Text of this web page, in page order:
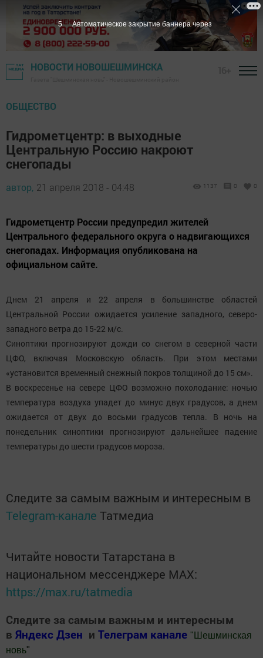
НОВОСТИ НОВОШЕШМИНСКА
ОБЩЕСТВО
Гидрометцентр: в выходные
Центральную Россию накроют
снегопады
автор, 21 апреля 2018 - 04:48 1137 0 0
Гидрометцентр России предупредил жителей
Центрального федерального округа о надвигающихся
снегопадах. Информация опубликована на
официальном сайте.
Днем 21 апреля и 22 апреля в большинстве областей
Центральной России ожидается усиление западного, северо-
западного ветра до 15-22 м/с.
Синоптики прогнозируют дожди со снегом в северной части
ЦФО, включая Московскую область. При этом местами
«установится временный снежный покров толщиной до 15 см».
В воскресенье на севере ЦФО возможно похолодание: ночью
температура воздуха упадет до минус двух градусов, а днем
ожидается от двух до восьми градусов тепла. В ночь на
понедельник синоптики прогнозируют дальнейшее падение
температуры до шести градусов мороза.
Следите за самым важным и интересным в
Telegram-канале Татмедиа
Читайте новости Татарстана в
национальном мессенджере MАХ:
https://max.ru/tatmedia
Следите за самым важным и интересным
в Яндекс Дзен и Телеграм канале " Шешминская
новь"
4 Автоматическое закрытие баннера через